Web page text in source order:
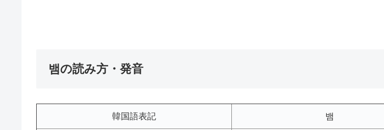
뱀の読み方・発音
韓国語表記 뱀